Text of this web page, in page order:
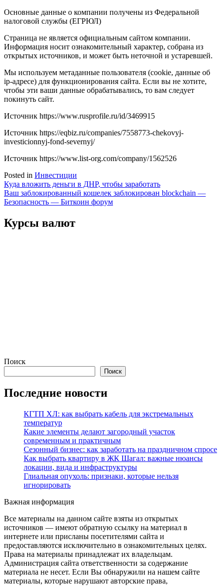
Основные данные о компании получены из Федеральной
налоговой службы (ЕГРЮЛ)
Страница не является официальным сайтом компании.
Информация носит ознакомительный характер, собрана из
открытых источников, и может быть неточной и устаревшей.
Мы используем метаданные пользователя (cookie, данные об
ip-адресе) для функционирования сайта. Если вы не хотите,
чтобы эти ваши данные обрабатывались, то вам следует
покинуть сайт.
Источник https://www.rusprofile.ru/id/3469915
Источник https://eqbiz.ru/companies/7558773-chekovyj-
investicionnyj-fond-severnyj/
Источник https://www.list-org.com/company/1562526
Posted in Инвестиции
Навигация
по
Куда вложить деньги в ДНР, чтобы заработать
Ваш заблокированный кошелек заблокирован blockchain —
Безопасность — Биткоин форум
Курсы валют
Поиск
Поиск
Последние новости
КГТП ХЛ: как выбрать кабель для экстремальных
температур
Какие элементы делают загородный участок
современным и практичным
Сезонный бизнес: как заработать на праздничном спросе
Как выбрать квартиру в ЖК Шагал: важные нюансы
локации, вида и инфраструктуры
Глиальная опухоль: признаки, которые нельзя
игнорировать
Важная информация
Все материалы на данном сайте взяты из открытых
источников — имеют обратную ссылку на материал в
интернете или присланы посетителями сайта и
предоставляются исключительно в ознакомительных целях.
Права на материалы принадлежат их владельцам.
Администрация сайта ответственности за содержание
материала не несет. Если Вы обнаружили на нашем сайте
материалы, которые нарушают авторские права,